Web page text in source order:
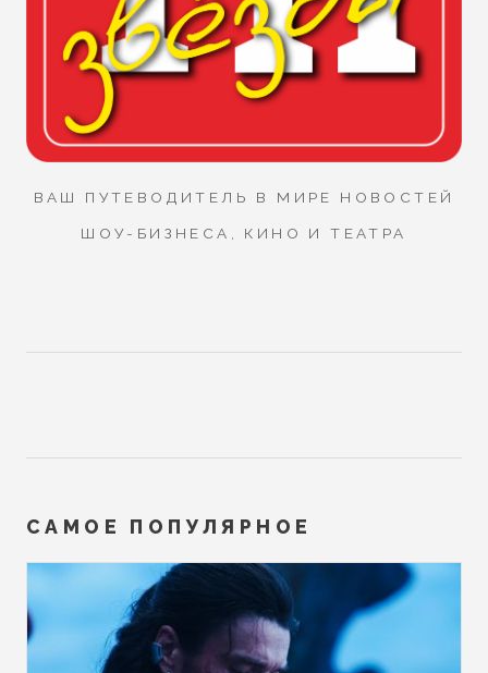
ВАШ ПУТЕВОДИТЕЛЬ В МИРЕ НОВОСТЕЙ
ШОУ-БИЗНЕСА, КИНО И ТЕАТРА
САМОЕ ПОПУЛЯРНОЕ